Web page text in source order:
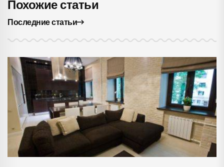
Похожие статьи
Последние статьи